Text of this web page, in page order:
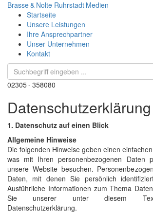
Brasse & Nolte Ruhrstadt Medien
Startseite
Unsere Leistungen
Ihre Ansprechpartner
Unser Unternehmen
Kontakt
02305 - 358080
Datenschutzerklärung
1. Datenschutz auf einen Blick
Allgemeine Hinweise
Die folgenden Hinweise geben einen
was mit Ihren personenbezogenen Daten
unsere Website besuchen.
Daten, mit denen Sie persönlich
Ausführliche Informationen zum Thema
Sie unserer unter diesem Text
Datenschutzerklärung.